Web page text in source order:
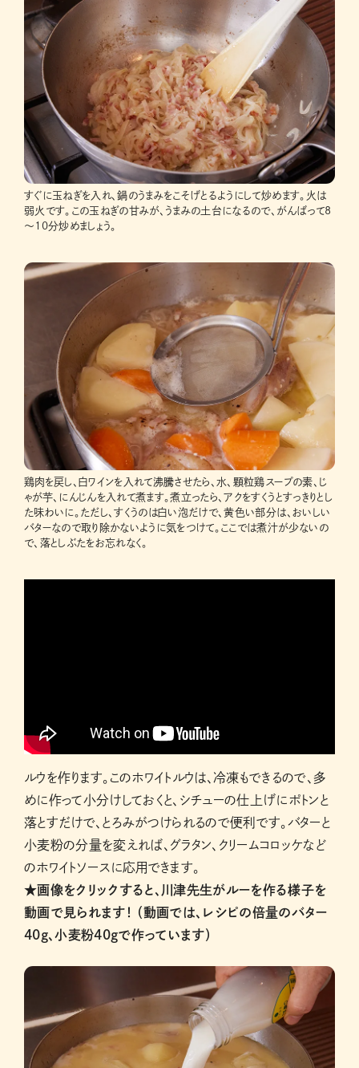
すぐに玉ねぎを入れ、鍋のうまみをこそげとるようにして炒めます。火は
弱火です。この玉ねぎの甘みが、うまみの土台になるので、がんばって8
～10分炒めましょう。
鶏肉を戻し、白ワインを入れて沸騰させたら、水、顆粒鶏スープの素、じ
ゃが芋、にんじんを入れて煮ます。煮立ったら、アクをすくうとすっきりとし
た味わいに。ただし、すくうのは白い泡だけで、黄色い部分は、おいしい
バターなので取り除かないように気をつけて。ここでは煮汁が少ないの
で、落としぶたをお忘れなく。
ルウを作ります。このホワイトルウは、冷凍もできるので、多
めに作って小分けしておくと、シチューの仕上げにポトンと
落とすだけで、とろみがつけられるので便利です。バターと
小麦粉の分量を変えれば、グラタン、クリームコロッケなど
のホワイトソースに応用できます。
★画像をクリックすると、川津先生がルーを作る様子を
動画で見られます！ （動画では、レシピの倍量のバター
40g、小麦粉40gで作っています）